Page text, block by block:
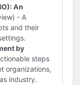
An
- A
and their
by
steps
organizations,
industry.